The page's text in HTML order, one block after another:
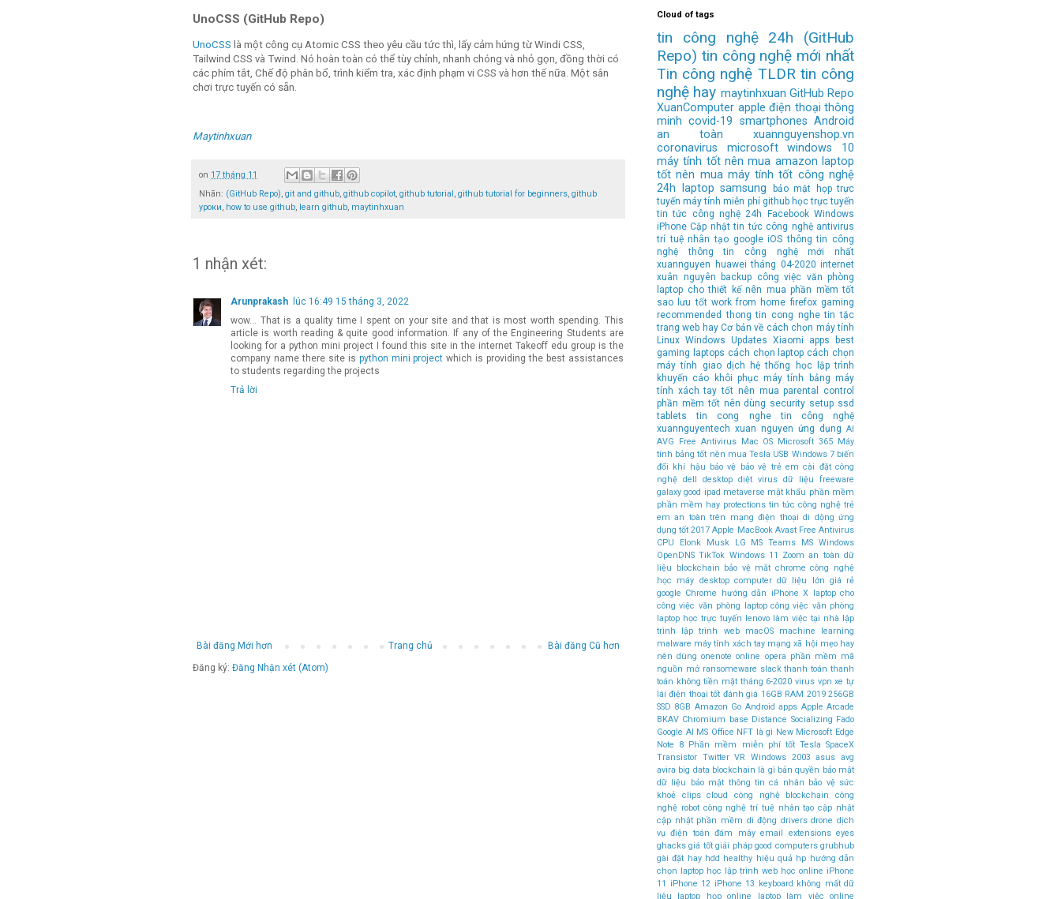
UnoCSS (GitHub Repo)
UnoCSS là một công cụ Atomic CSS theo yêu cầu tức thì, lấy cảm hứng từ Windi CSS,
Tailwind CSS và Twind. Nó hoàn toàn có thể tùy chỉnh, nhanh chóng và nhỏ gọn, đồng thời có
các phím tắt, Chế độ phân bổ, trình kiểm tra, xác định phạm vi CSS và hơn thế nữa. Một sân
chơi trực tuyến có sẵn.
Maytinhxuan
on 17 tháng 11
Nhãn: (GitHub Repo), git and github, github copilot, github tutorial , github tutorial for beginners, github
уроки, how to use github, learn github, maytinhxuan
1 nhận xét:
Arunprakash
lúc 16:49 15 tháng 3, 2022
wow... That is a quality time I spent on your site and that is most worth spending. This
article is worth reading & quite good information. If any of the Engineering Students are
looking for a python mini project I found this site in the internet Takeoff edu group is the
company name there site is python mini project which is providing the best assistances
to students regarding the projects
Trả lời
Bài đăng Mới hơn Bài đăng Cũ hơn
Trang chủ
Đăng ký: Đăng Nhận xét (Atom)
Cloud of tags
tin công nghệ 24h
(GitHub
Repo) tin công nghệ mới nhất
Tin công nghệ TLDR tin công
nghệ hay maytinhxuan GitHub Repo
XuanComputer apple điện thoại thông
minh covid-19 smartphones Android
an toàn
xuannguyenshop.vn
coronavirus
microsoft
windows 10
máy tính tốt nên mua amazon laptop
tốt nên mua máy tính tốt công nghệ
24h
laptop samsung bảo mật
họp trực
tuyến máy tính miễn phí github học trực tuyến
tin tức công nghệ 24h Facebook Windows
iPhone Cập nhật tin tức công nghệ antivirus
trí tuệ nhân tạo google iOS thông tin công
nghệ
thông tin công nghệ mới nhất
xuannguyen
huawei tháng 04-2020 internet
xuân nguyên
backup công việc văn phòng
laptop cho thiết kế nên mua phần mềm tốt
sao lưu tốt work from home firefox gaming
recommended thong tin cong nghe tin tặc
trang web hay Cơ bản về cách chọn máy tính
Linux Windows Updates Xiaomi apps
best
gaming laptops cách chọn laptop cách chọn
máy tính
giao dịch hệ thống
học lập trình
khuyến cáo
khôi phục máy tính bảng máy
tính xách tay tốt nên mua parental control
phần mềm tốt nên dùng security setup ssd
tablets
tin cong nghe
tin công nghệ
xuannguyentech xuan nguyen ứng dụng AI
AVG Free Antivirus Mac OS Microsoft 365 Máy
tính bảng tốt nên mua Tesla USB Windows 7 biến
đổi khí hậu bảo vệ bảo vệ trẻ em cài đặt công
nghệ dell desktop diệt virus dữ liệu
freeware
galaxy good ipad metaverse mật khẩu phần mềm
phần mềm hay protections tin tức công nghệ trẻ
em an toàn trên mạng điện thoại di dộng ứng
dụng tốt 2017 Apple MacBook Avast Free Antivirus
CPU
Elonk Musk LG MS Teams
MS Windows
OpenDNS TikTok Windows 11 Zoom an toàn dữ
liệu
blockchain bảo vệ mắt chrome công nghệ
học máy desktop computer dữ liệu lớn giá rẻ
google Chrome
hướng dẫn iPhone X laptop cho
công việc văn phòng laptop công việc văn phòng
laptop học trực tuyến lenovo làm việc tại nhà lập
trình
lập trình web macOS
machine learning
malware máy tính xách tay mạng xã hội mẹo hay
nên dùng onenote online opera phần mềm mã
nguồn mở ransomeware slack thanh toán thanh
toán không tiền mặt tháng 6-2020 virus vpn xe tự
lái điện thoại tốt đánh giá 16GB RAM 2019 256GB
SSD 8GB Amazon Go Android apps Apple Arcade
BKAV Chromium base Distance Socializing Fado
Google AI MS Office NFT là gì New Microsoft Edge
Note 8 Phần mềm miễn phí tốt Tesla SpaceX
Transistor Twitter VR Windows 2003 asus avg
avira big data blockchain là gì bản quyền bảo mật
dữ liệu
bảo mật thông tin cá nhân bảo vệ sức
khoẻ
clips cloud công nghệ blockchain
công
nghệ robot công nghệ trí tuệ nhân tạo cập nhật
cập nhật phần mềm di động drivers drone dịch
vụ điện toán đám mây email extensions eyes
ghacks giá tốt giải pháp good computers grubhub
gài đặt hay hdd healthy hiệu quả hp hướng dẫn
chọn laptop học lập trình web học online iPhone
11
iPhone 12 iPhone 13 keyboard không mất dữ
liệu
laptop họp online laptop làm việc online